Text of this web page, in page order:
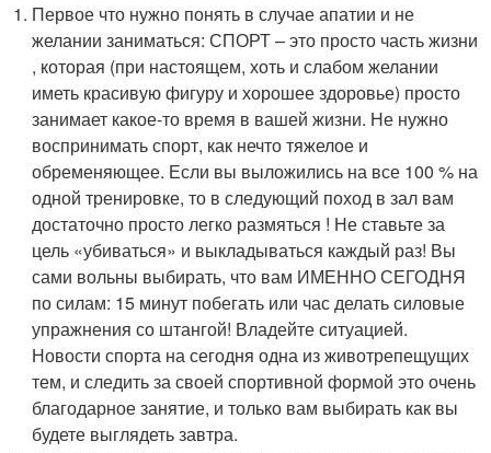
Первое что нужно понять в случае апатии и не
желании заниматься: СПОРТ – это просто часть жизни
, которая (при настоящем, хоть и слабом желании
иметь красивую фигуру и хорошее здоровье) просто
занимает какое-то время в вашей жизни. Не нужно
воспринимать спорт, как нечто тяжелое и
обременяющее. Если вы выложились на все 100 % на
одной тренировке, то в следующий поход в зал вам
достаточно просто легко размяться ! Не ставьте за
цель «убиваться» и выкладываться каждый раз! Вы
сами вольны выбирать, что вам ИМЕННО СЕГОДНЯ
по силам: 15 минут побегать или час делать силовые
упражнения со штангой! Владейте ситуацией.
Новости спорта на сегодня одна из животрепещущих
тем, и следить за своей спортивной формой это очень
благодарное занятие, и только вам выбирать как вы
будете выглядеть завтра.